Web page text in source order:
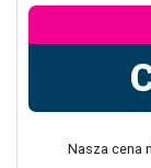
Nasza cena